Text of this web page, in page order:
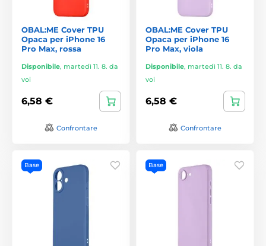
OBAL:ME Cover TPU
Opaca per iPhone 16
Pro Max, rossa
Disponibile, martedì 11. 8. da
voi
6,58 €
Confrontare
OBAL:ME Cover TPU
Opaca per iPhone 16
Pro Max, viola
Disponibile, martedì 11. 8. da
voi
6,58 €
Confrontare
Base Base